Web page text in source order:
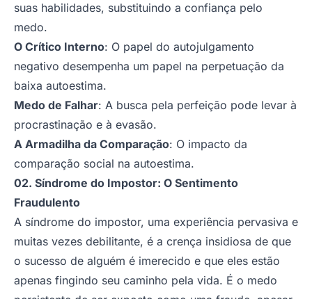
suas habilidades, substituindo a confiança pelo
medo.
O Crítico Interno: O papel do autojulgamento
negativo desempenha um papel na perpetuação da
baixa autoestima.
Medo de Falhar: A busca pela perfeição pode levar à
procrastinação e à evasão.
A Armadilha da Comparação: O impacto da
comparação social na autoestima.
02. Síndrome do Impostor: O Sentimento
Fraudulento
A síndrome do impostor, uma experiência pervasiva e
muitas vezes debilitante, é a crença insidiosa de que
o sucesso de alguém é imerecido e que eles estão
apenas fingindo seu caminho pela vida. É o medo